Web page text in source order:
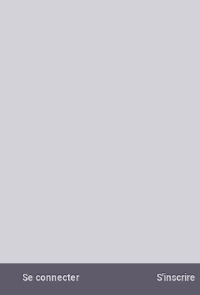
Se connecter S'inscrire